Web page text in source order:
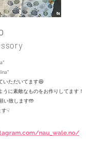
いただいてます😆
うに素敵なものをお作りしてます！
い致します🤲
す☟
nau_wale.no/